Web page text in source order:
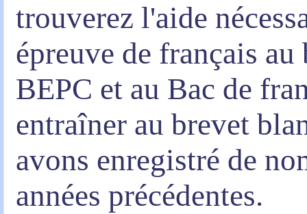
trouverez l'aide
épreuve de français
BEPC et au Bac de
entraîner au brevet
avons enregistré de
années précédentes.